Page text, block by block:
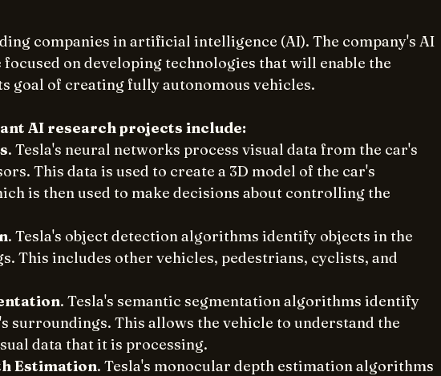
companies in artificial intelligence (AI). The company's AI
on developing technologies that will enable the
goal of creating fully autonomous vehicles.
AI research projects include:
. Tesla's neural networks process visual data from the car's
This data is used to create a 3D model of the car's
is then used to make decisions about controlling the
. Tesla's object detection algorithms identify objects in the
This includes other vehicles, pedestrians, cyclists, and
. Tesla's semantic segmentation algorithms identify
surroundings. This allows the vehicle to understand the
data that it is processing.
Estimation. Tesla's monocular depth estimation algorithms